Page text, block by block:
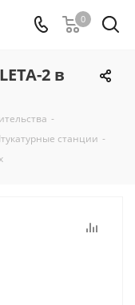
0
2 в
-
станции -